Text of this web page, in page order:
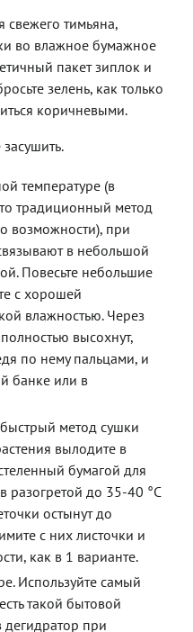
свежего тимьяна,
во влажное бумажное
пакет зиплок и
зелень, как только
коричневыми.
температуре (в
традиционный метод
возможности), при
в небольшой
Повесьте небольшие
с хорошей
влажностью. Через
высохнут,
по нему пальцами, и
банке или в
метод сушки
вылодите в
бумагой для
разогретой до 35-40 °С
остынут до
с них листочки и
как в 1 варианте.
Используйте самый
такой бытовой
дегидратор при